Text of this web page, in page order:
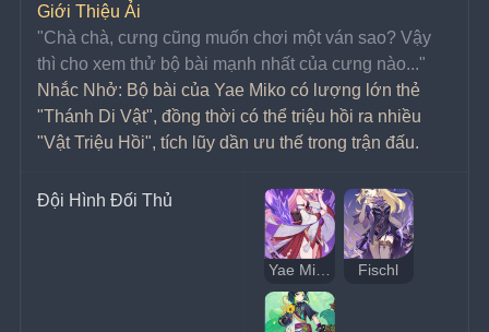
Giới Thiệu Ải
﻿﻿"Chà chà, cưng cũng muốn chơi một ván sao? Vậy
thì cho xem thử bộ bài mạnh nhất của cưng nào..."
Nhắc Nhở: Bộ bài của Yae Miko có lượng lớn thẻ
"Thánh Di Vật", đồng thời có thể triệu hồi ra nhiều
"Vật Triệu Hồi", tích lũy dần ưu thế trong trận đấu.
Đội Hình Đối Thủ
Yae Miko Fischl